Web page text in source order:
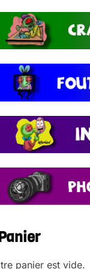
panier est vide.